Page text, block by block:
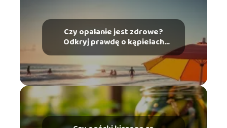
Czy opalanie jest zdrowe?
Odkryj prawdę o kąpielach
słonecznych